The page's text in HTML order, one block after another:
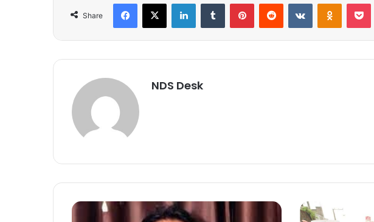
Share
NDS Desk